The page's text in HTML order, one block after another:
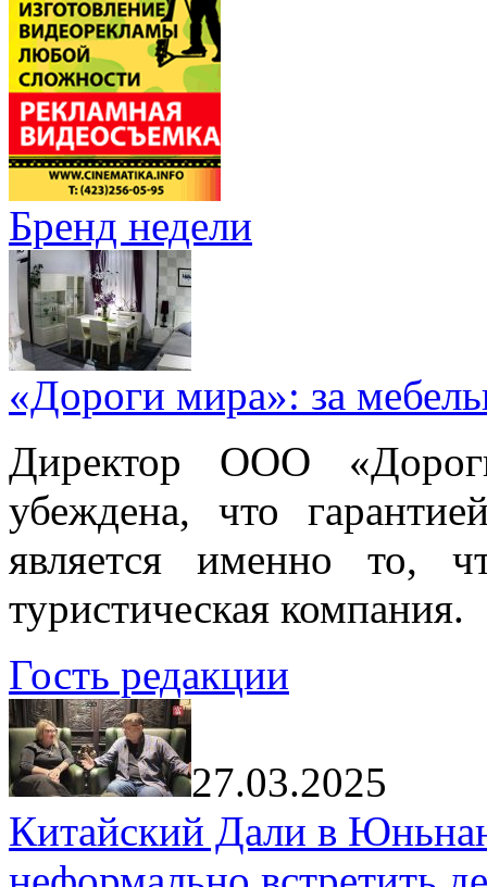
Бренд недели
«Дороги мира»: за
Директор ООО
убеждена, что
является именно то,
туристическая компания.
Гость редакции
27.03.2025
Китайский Дали в